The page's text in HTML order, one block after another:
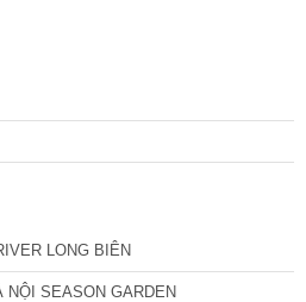
LONG BIÊN
NỘI SEASON GARDEN